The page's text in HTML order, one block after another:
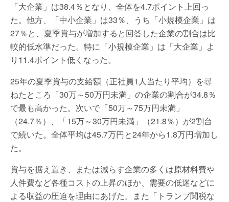
「大企業」は38.4％となり、全体を4.7ポイント上回っ
た。他方、「中小企業」は33％、うち「小規模企業」は
27％と、夏季賞与が増加すると回答した企業の割合は比
較的低水準だった。特に「小規模企業」は「大企業」よ
り11.4ポイント低くなった。
25年の夏季賞与の支給額（正社員1人当たり平均）を尋
ねたところ「30万～50万円未満」の企業の割合が34.8％
で最も高かった。次いで「50万～75万円未満」
（24.7％）、「15万～30万円未満」（21.8％）が2割台
で続いた。全体平均は45.7万円と24年から1.8万円増加し
た。
賞与を据え置き、または減らす企業の多くは原材料費や
人件費など各種コストの上昇のほか、需要の低迷などに
よる収益の圧迫を理由にあげた。また「トランプ関税な